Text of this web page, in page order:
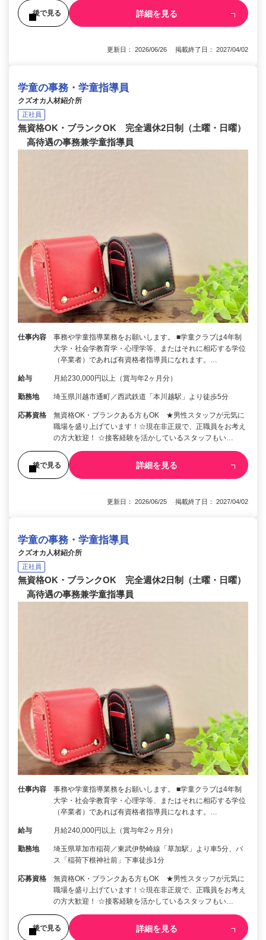
後で見る 詳細を見る
更新日： 2026/06/26 掲載終了日： 2027/04/02
学童の事務・学童指導員
クズオカ人材紹介所
正社員
無資格OK・ブランクOK 完全週休2日制（土曜・日曜）
高待遇の事務兼学童指導員
仕事内容
事務や学童指導業務をお願いします。 ■学童クラブは4年制
大学・社会学教育学・心理学等、またはそれに相応する学位
（卒業者）であれば有資格者指導員になれます。…
給与 月給230,000円以上（賞与年2ヶ月分）
勤務地 埼玉県川越市通町／西武鉄道「本川越駅」より徒歩5分
応募資格
無資格OK・ブランクある方もOK ★男性スタッフが元気に
職場を盛り上げています！☆現在非正規で、正職員をお考え
の方大歓迎！ ☆接客経験を活かしているスタッフもい…
後で見る 詳細を見る
更新日： 2026/06/25 掲載終了日： 2027/04/02
学童の事務・学童指導員
クズオカ人材紹介所
正社員
無資格OK・ブランクOK 完全週休2日制（土曜・日曜）
高待遇の事務兼学童指導員
仕事内容
事務や学童指導業務をお願いします。 ■学童クラブは4年制
大学・社会学教育学・心理学等、またはそれに相応する学位
（卒業者）であれば有資格者指導員になれます。…
給与 月給240,000円以上（賞与年2ヶ月分）
勤務地
埼玉県草加市稲荷／東武伊勢崎線「草加駅」より車5分、バ
ス「稲荷下根神社前」下車徒歩1分
応募資格
無資格OK・ブランクある方もOK ★男性スタッフが元気に
職場を盛り上げています！☆現在非正規で、正職員をお考え
の方大歓迎！ ☆接客経験を活かしているスタッフもい…
後で見る 詳細を見る